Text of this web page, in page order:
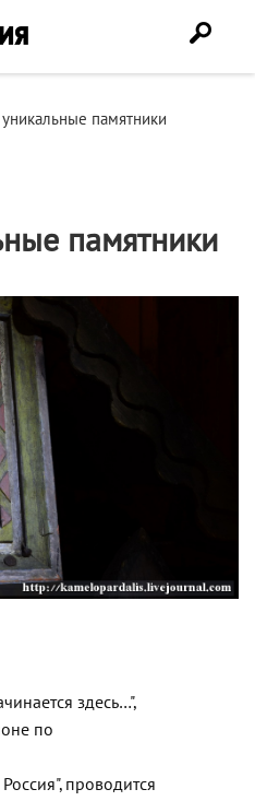
памятники
памятники
здесь…",
по
проводится